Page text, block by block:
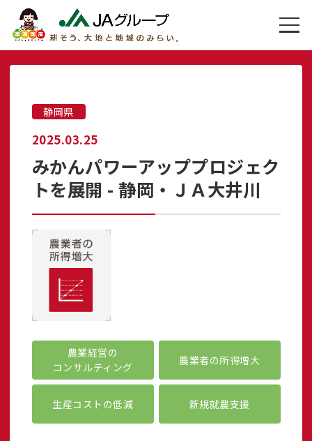
静岡県
2025.03.25
みかんパワーアッププロジェク
トを展開 - 静岡・ＪＡ大井川
農業経営の
コンサルティング
農業者の所得増大
生産コストの低減 新規就農支援